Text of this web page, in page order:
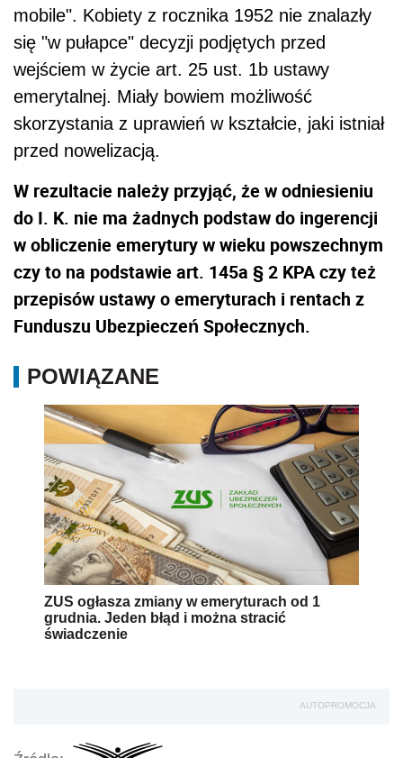
mobile". Kobiety z rocznika 1952 nie znalazły
się "w pułapce" decyzji podjętych przed
wejściem w życie art. 25 ust. 1b ustawy
emerytalnej. Miały bowiem możliwość
skorzystania z uprawień w kształcie, jaki istniał
przed nowelizacją.
W rezultacie należy przyjąć, że w odniesieniu
do I. K. nie ma żadnych podstaw do ingerencji
w obliczenie emerytury w wieku powszechnym
czy to na podstawie art. 145a § 2 KPA czy też
przepisów ustawy o emeryturach i rentach z
Funduszu Ubezpieczeń Społecznych.
POWIĄZANE
ZUS ogłasza zmiany w emeryturach od 1
grudnia. Jeden błąd i można stracić
świadczenie
AUTOPROMOCJA